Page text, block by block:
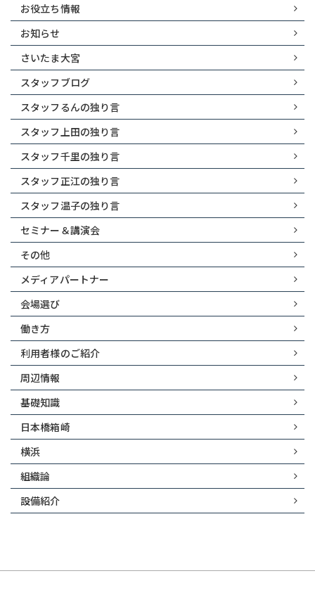
お役立ち情報
お知らせ
さいたま大宮
スタッフブログ
スタッフるんの独り言
スタッフ上田の独り言
スタッフ千里の独り言
スタッフ正江の独り言
スタッフ温子の独り言
セミナー＆講演会
その他
メディアパートナー
会場選び
働き方
利用者様のご紹介
周辺情報
基礎知識
日本橋箱崎
横浜
組織論
設備紹介